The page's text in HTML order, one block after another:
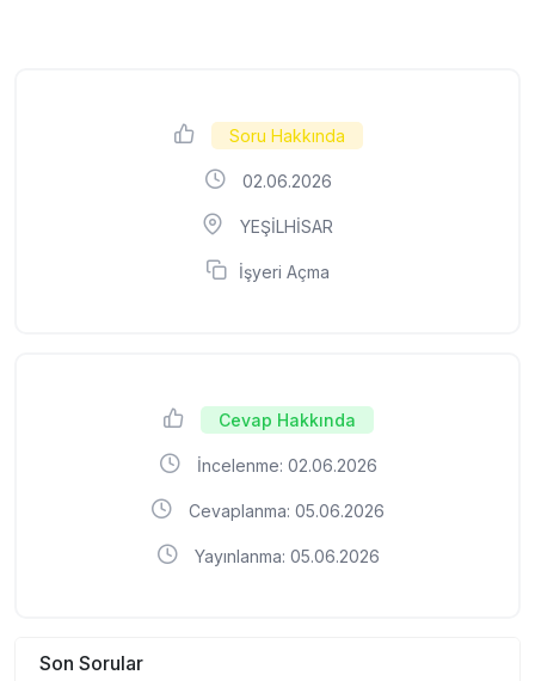
Soru Hakkında
02.06.2026
YEŞİLHİSAR
İşyeri Açma
Cevap Hakkında
İncelenme: 02.06.2026
Cevaplanma: 05.06.2026
Yayınlanma: 05.06.2026
Son Sorular